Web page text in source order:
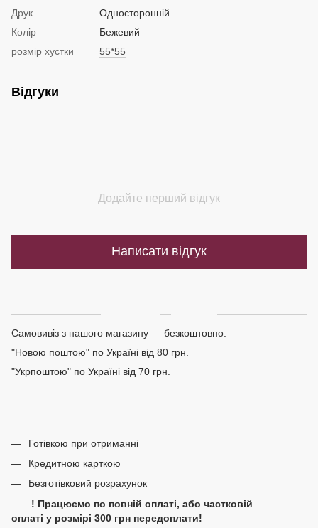
Друк
Односторонній
Колір
Бежевий
розмір хустки
55*55
Відгуки
Додайте перший відгук
Написати відгук
Самовивіз з нашого магазину — безкоштовно.
"Новою поштою" по Україні від 80 грн.
"Укрпоштою" по Україні від 70 грн.
Готівкою при отриманні
Кредитною карткою
Безготівковий розрахунок
! Працюємо по повній оплаті, або частковій
оплаті у розмірі 300 грн передоплати!